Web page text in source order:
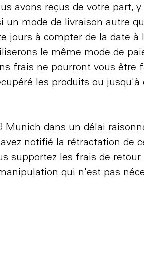
avons reçus de votre part,
mode de livraison autre
jours à compter de la date à
le même mode de
frais ne pourront vous être
les produits ou jusqu'à
Munich dans un délai
notifié la rétractation de
supportez les frais de retour.
qui n'est pas